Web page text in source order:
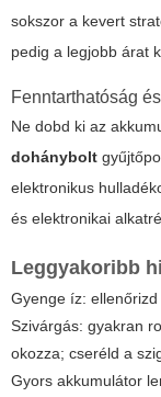
sokszor a kevert
pedig a legjobb árat
Fenntarthatóság
Ne dobd ki az
dohánybolt
elektronikus
és elektronikai
Leggyakoribb
Gyenge íz:
Szivárgás: gyakran
okozza; cseréld a
Gyors akkumulátor